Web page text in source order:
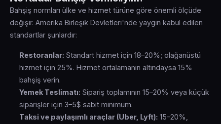
Bahşiş normları ülke ve hizmet türüne göre önemli ölçüde
değişir. Amerika Birleşik Devletleri'nde yaygın kabul edilen
standartlar şunlardır:
Restoranlar: Standart hizmet için 18–20%; olağanüstü
hizmet için 25%. Hizmet ortalamanın altındaysa 15%
bahşiş verin.
Yemek Teslimatı: Sipariş toplamının 15–20% veya küçük
siparişler için 3–5$ sabit minimum.
Taksi ve paylaşımlı araçlar (Uber, Lyft): 15–20%,